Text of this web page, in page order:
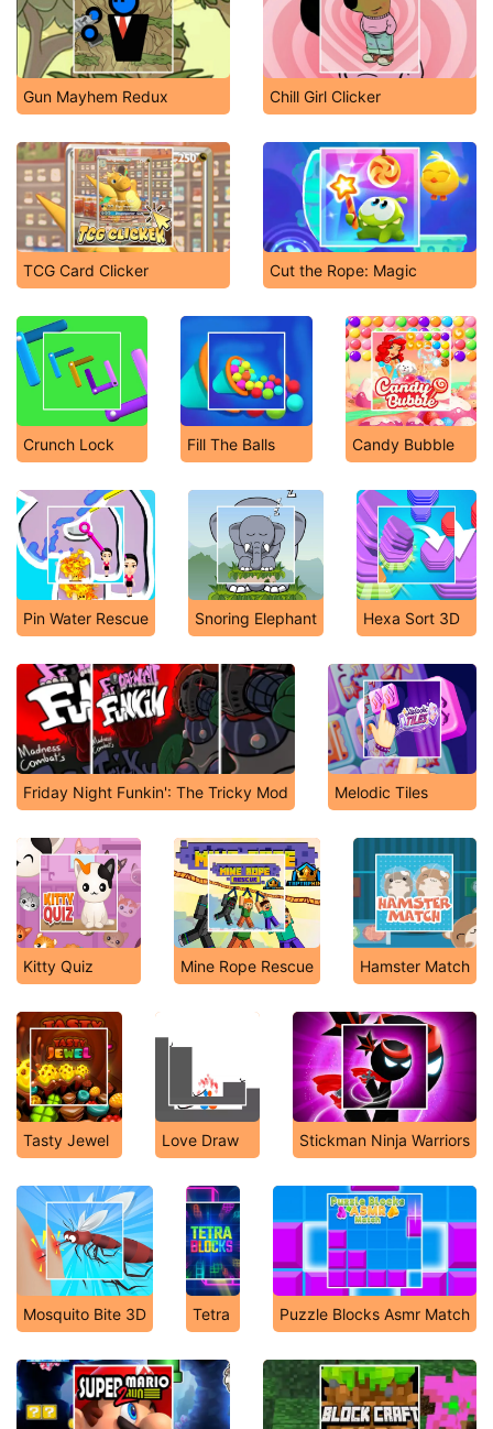
Gun Mayhem Redux Chill Girl Clicker
TCG Card Clicker Cut the Rope: Magic
Crunch Lock Fill The Balls Candy Bubble
Pin Water Rescue Snoring Elephant Hexa Sort 3D
Friday Night Funkin': The Tricky Mod Melodic Tiles
Kitty Quiz Mine Rope Rescue Hamster Match
Tasty Jewel Love Draw Stickman Ninja Warriors
Mosquito Bite 3D Tetra Puzzle Blocks Asmr Match